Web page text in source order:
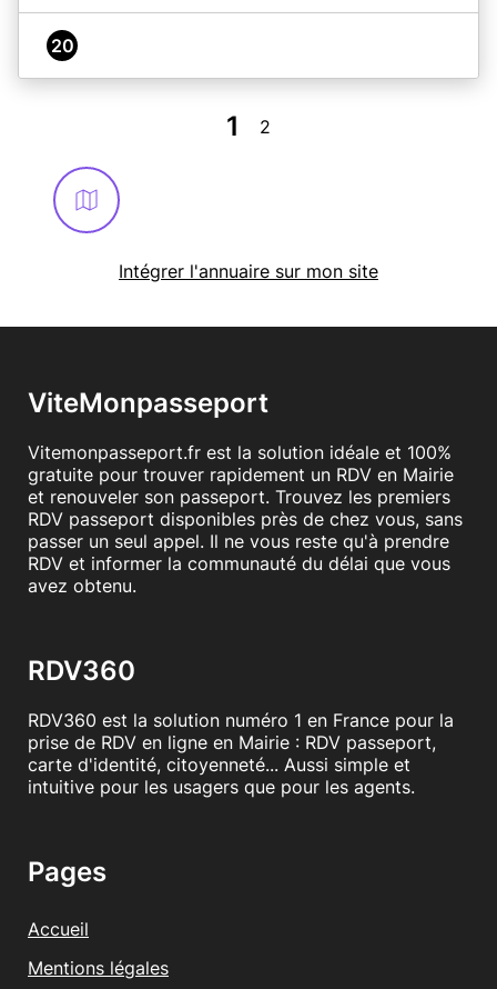
20
1 2
Intégrer l'annuaire sur mon site
ViteMonpasseport
Vitemonpasseport.fr est la solution idéale et 100%
gratuite pour trouver rapidement un RDV en Mairie
et renouveler son passeport. Trouvez les premiers
RDV passeport disponibles près de chez vous, sans
passer un seul appel. Il ne vous reste qu'à prendre
RDV et informer la communauté du délai que vous
avez obtenu.
RDV360
RDV360 est la solution numéro 1 en France pour la
prise de RDV en ligne en Mairie : RDV passeport,
carte d'identité, citoyenneté... Aussi simple et
intuitive pour les usagers que pour les agents.
Pages
Accueil
Mentions légales